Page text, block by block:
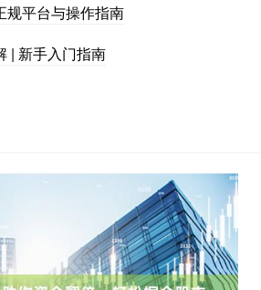
规平台与操作指南
| 新手入门指南